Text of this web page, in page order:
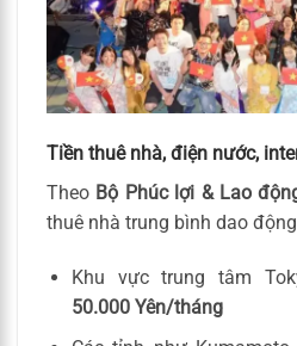
Tiền thuê nhà, điện nước,
Theo Bộ Phúc lợi & Lao
thuê nhà trung bình dao
Khu vực trung tâm
50.000 Yên/tháng